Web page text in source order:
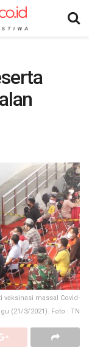
massal Covid-
(21/3/2021). Foto : TN